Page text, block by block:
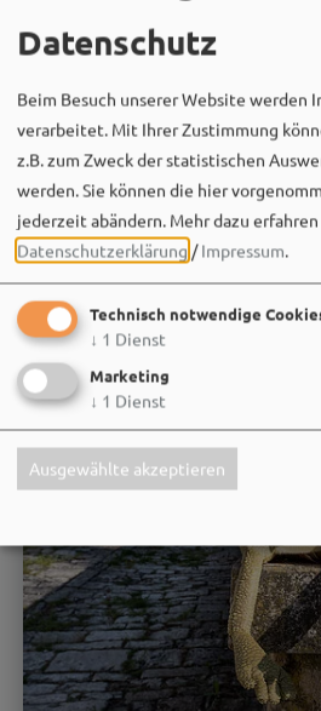
Führungen und Exkursionen
Kinderführung durch die
Wülzburg
MEHR
Datenschutz
Beim Besuch unserer Website werden
verarbeitet. Mit Ihrer Zustimmung
z.B. zum Zweck der statistischen
werden. Sie können die hier
jederzeit abändern. Mehr dazu
Datenschutzerklärung /Impressum.
Technisch notwendige
↓ 1 Dienst
Marketing
↓ 1 Dienst
Ausgewählte akzeptieren